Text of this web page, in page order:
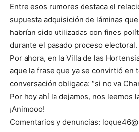
Entre esos rumores destaca el
supuesta adquisición de láminas
habrían sido utilizadas con fines
durante el pasado proceso electoral.
Por ahora, en la Villa de las
aquella frase que ya se convirtió en
conversación obligada: “si no va
Por hoy ahí la dejamos, nos leemos
¡Animooo!
Comentarios y denuncias: